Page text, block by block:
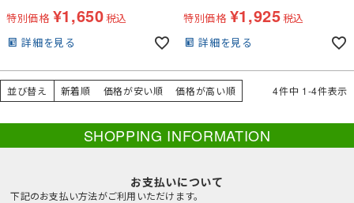
特別価格 ¥1,650税込
詳細を見る
特別価格 ¥1,925税込
詳細を見る
並び替え 新着順 価格が安い順 価格が高い順 4件中 1-4件表示
SHOPPING INFORMATION
お支払いについて
下記のお支払い方法がご利用いただけます。